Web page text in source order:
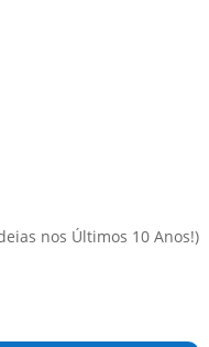
nos Últimos 10 Anos!)